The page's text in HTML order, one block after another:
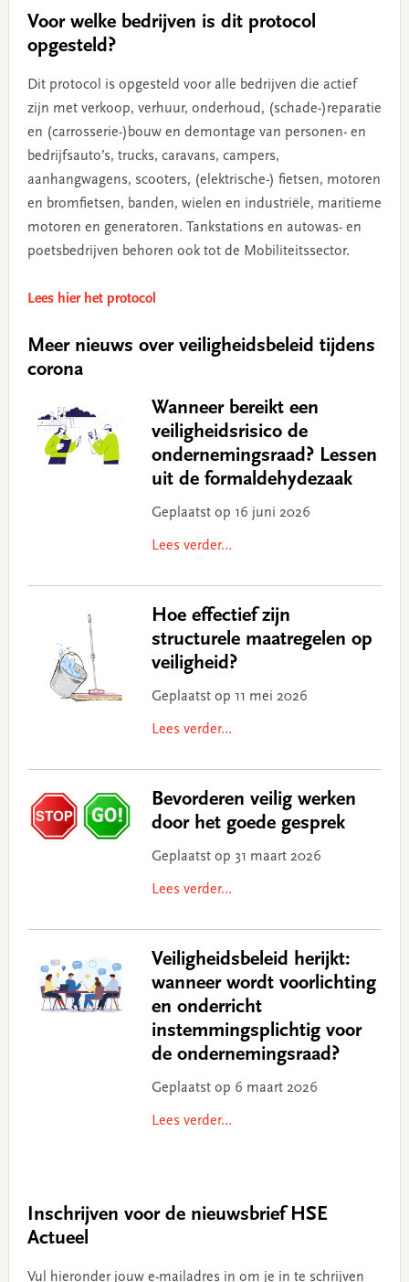
Voor welke bedrijven is dit protocol
opgesteld?
Dit protocol is opgesteld voor alle bedrijven die actief
zijn met verkoop, verhuur, onderhoud, (schade-)reparatie
en (carrosserie-)bouw en demontage van personen- en
bedrijfsauto’s, trucks, caravans, campers,
aanhangwagens, scooters, (elektrische-) fietsen, motoren
en bromfietsen, banden, wielen en industriële, maritieme
motoren en generatoren. Tankstations en autowas- en
poetsbedrijven behoren ook tot de Mobiliteitssector.
Lees hier het protocol
Meer nieuws over veiligheidsbeleid tijdens
corona
Wanneer bereikt een
veiligheidsrisico de
ondernemingsraad? Lessen
uit de formaldehydezaak
Geplaatst op 16 juni 2026
Lees verder…
Hoe effectief zijn
structurele maatregelen op
veiligheid?
Geplaatst op 11 mei 2026
Lees verder…
Bevorderen veilig werken
door het goede gesprek
Geplaatst op 31 maart 2026
Lees verder…
Veiligheidsbeleid herijkt:
wanneer wordt voorlichting
en onderricht
instemmingsplichtig voor
de ondernemingsraad?
Geplaatst op 6 maart 2026
Lees verder…
Inschrijven voor de nieuwsbrief HSE
Actueel
Vul hieronder jouw e-mailadres in om je in te schrijven